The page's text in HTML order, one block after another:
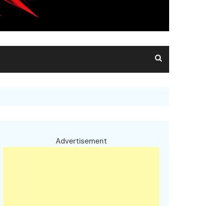
Advertisement